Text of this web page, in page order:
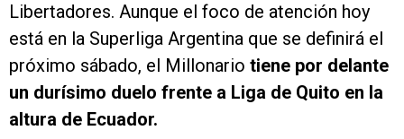
Libertadores. Aunque el foco de atención hoy
está en la Superliga Argentina que se definirá el
próximo sábado, el Millonario tiene por delante
un durísimo duelo frente a Liga de Quito en la
altura de Ecuador.